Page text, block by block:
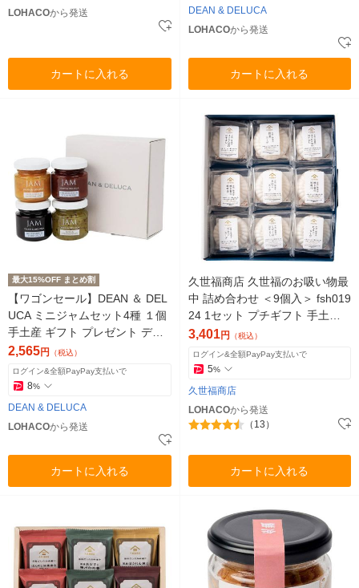
LOHACOから発送
カートに入れる
DEAN & DELUCA
LOHACOから発送
カートに入れる
最大15%OFF まとめ割
【ワゴンセール】DEAN ＆ DEL
UCA ミニジャムセット4種 １個
手土産 ギフト プレゼント ディ
ーン＆デルーカ
2,565円 （税込）
ログイン&全額PayPay支払いで
8%
DEAN & DELUCA
LOHACOから発送
カートに入れる
久世福商店 久世福のお吸い物最
中 詰め合わせ ＜9個入＞ fsh019
24 1セット プチギフト 手土産
贈り物
3,401円 （税込）
ログイン&全額PayPay支払いで
5%
久世福商店
LOHACOから発送
（13）
カートに入れる